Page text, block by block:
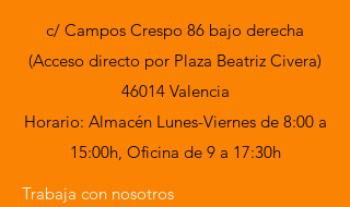
c/ Campos Crespo 86 bajo derecha
(Acceso directo por Plaza Beatriz Civera)
46014 Valencia
Horario: Almacén Lunes-Viernes de 8:00 a
15:00h, Oficina de 9 a 17:30h
Trabaja con nosotros